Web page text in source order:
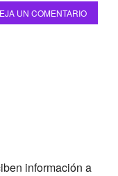
UN COMENTARIO
información a